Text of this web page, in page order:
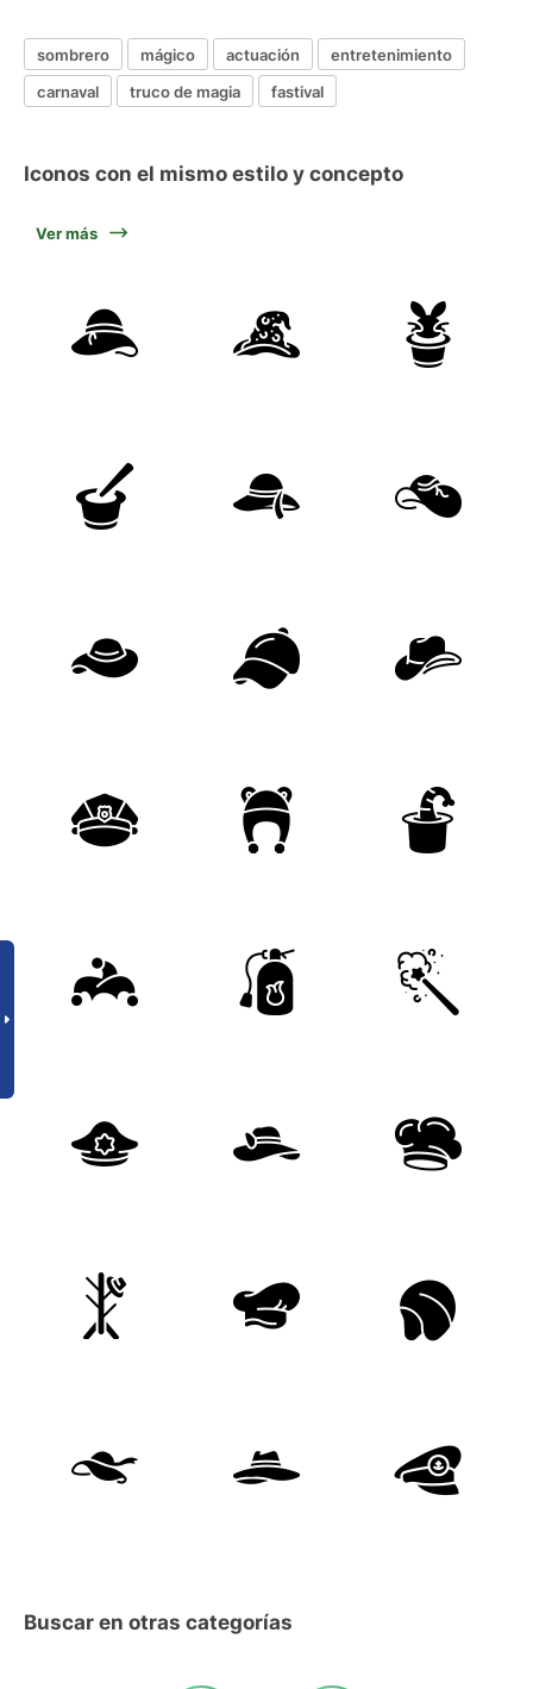
sombrero mágico actuación
entretenimiento
carnaval
truco de magia fastival
Iconos con el mismo estilo y concepto
Ver más
Buscar en otras categorías